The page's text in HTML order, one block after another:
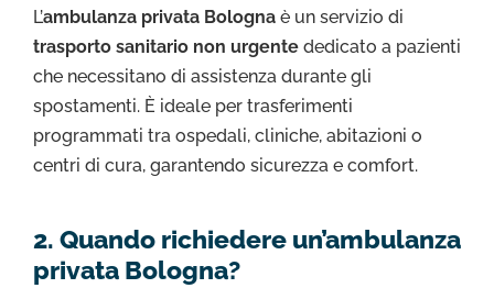
L’ambulanza privata Bologna è un servizio di
trasporto sanitario non urgente dedicato a pazienti
che necessitano di assistenza durante gli
spostamenti. È ideale per trasferimenti
programmati tra ospedali, cliniche, abitazioni o
centri di cura, garantendo sicurezza e comfort.
2. Quando richiedere un’ambulanza
privata Bologna?